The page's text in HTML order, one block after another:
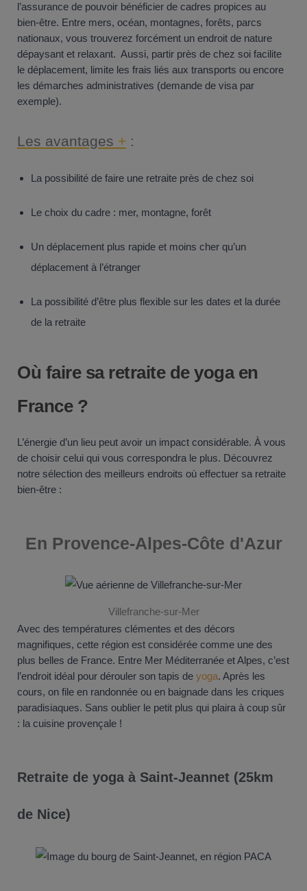
l’assurance de pouvoir bénéficier de cadres propices au
bien-être. Entre mers, océan, montagnes, forêts, parcs
nationaux, vous trouverez forcément un endroit de nature
dépaysant et relaxant. Aussi, partir près de chez soi facilite
le déplacement, limite les frais liés aux transports ou encore
les démarches administratives (demande de visa par
exemple).
Les avantages + :
La possibilité de faire une retraite près de chez soi
Le choix du cadre : mer, montagne, forêt
Un déplacement plus rapide et moins cher qu’un
déplacement à l’étranger
La possibilité d’être plus flexible sur les dates et la durée
de la retraite
Où faire sa retraite de yoga en
France ?
L’énergie d’un lieu peut avoir un impact considérable. À vous
de choisir celui qui vous correspondra le plus. Découvrez
notre sélection des meilleurs endroits où effectuer sa retraite
bien-être :
En Provence-Alpes-Côte d'Azur
Villefranche-sur-Mer
Avec des températures clémentes et des décors
magnifiques, cette région est considérée comme une des
plus belles de France. Entre Mer Méditerranée et Alpes, c’est
l’endroit idéal pour dérouler son tapis de yoga. Après les
cours, on file en randonnée ou en baignade dans les criques
paradisiaques. Sans oublier le petit plus qui plaira à coup sûr
: la cuisine provençale !
Retraite de yoga à Saint-Jeannet (25km
de Nice)